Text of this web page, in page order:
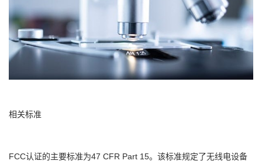
相关标准
FCC认证的主要标准为47 CFR Part 15。该标准规定了无线电设备